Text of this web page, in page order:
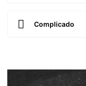
Complicado